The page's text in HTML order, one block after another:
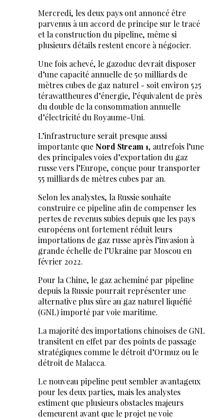
Mercredi, les deux pays ont annoncé être
parvenus à un accord de principe sur le tracé
et la construction du pipeline, même si
plusieurs détails restent encore à négocier.
Une fois achevé, le gazoduc devrait disposer
d’une capacité annuelle de 50 milliards de
mètres cubes de gaz naturel - soit environ 525
térawattheures d’énergie, l’équivalent de près
du double de la consommation annuelle
d’électricité du Royaume-Uni.
L’infrastructure serait presque aussi
importante que Nord Stream 1, autrefois l’une
des principales voies d’exportation du gaz
russe vers l’Europe, conçue pour transporter
55 milliards de mètres cubes par an.
Selon les analystes, la Russie souhaite
construire ce pipeline afin de compenser les
pertes de revenus subies depuis que les pays
européens ont fortement réduit leurs
importations de gaz russe après l’invasion à
grande échelle de l’Ukraine par Moscou en
février 2022.
Pour la Chine, le gaz acheminé par pipeline
depuis la Russie pourrait représenter une
alternative plus sûre au gaz naturel liquéfié
(GNL) importé par voie maritime.
La majorité des importations chinoises de GNL
transitent en effet par des points de passage
stratégiques comme le détroit d’Ormuz ou le
détroit de Malacca.
Le nouveau pipeline peut sembler avantageux
pour les deux parties, mais les analystes
estiment que plusieurs obstacles majeurs
demeurent avant que le projet ne voie